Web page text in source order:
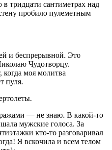
тридцати сантиметрах над
пробило пулеметным
и беспрерывной. Это
Чудотворцу.
когда моя молитва
пуля.
— не знаю. В какой-то
мужские голоса. За
кто-то разговаривал
Я вскочила и всем телом